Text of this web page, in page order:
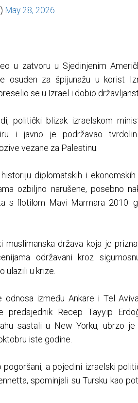
May 28, 2026
u zatvoru u Sjedinjenim
osuđen za špijunažu u korist
se u Izrael i dobio
politički blizak izraelskom
i javno je podržavao
vezane za Palestinu.
diplomatskih i
ozbiljno narušene, posebno
s flotilom Mavi Marmara 2010.
muslimanska država koja je
održavani kroz
ulazili u krize.
odnosa između Ankare i Tel
predsjednik Recep Tayyip
sastali u New Yorku, ubrzo je
iste godine.
a pojedini izraelski
spominjali su Tursku kao